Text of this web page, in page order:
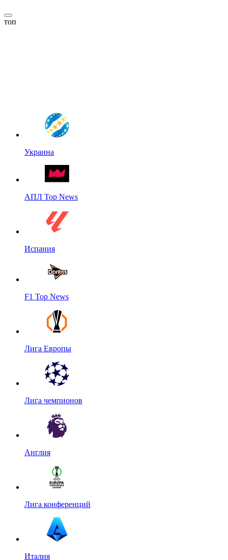
топ
Украина
АПЛ Top News
Испания
F1 Top News
Лига Европы
Лига чемпионов
Англия
Лига конференций
Италия